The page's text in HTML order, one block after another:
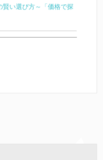
賢い選び方～「価格で探